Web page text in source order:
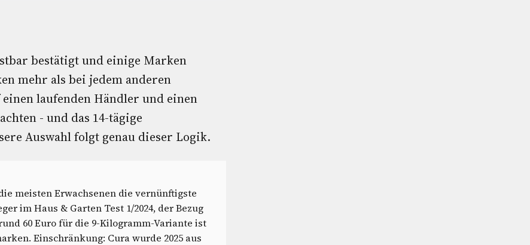
bestätigt und einige Marken
mehr als bei jedem anderen
laufenden Händler und einen
- und das 14-tägige
Auswahl folgt genau dieser Logik.
meisten Erwachsenen die vernünftigste
im Haus & Garten Test 1/2024, der Bezug
60 Euro für die 9-Kilogramm-Variante ist
Einschränkung: Cura wurde 2025 aus